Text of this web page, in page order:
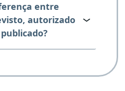
entre
autorizado